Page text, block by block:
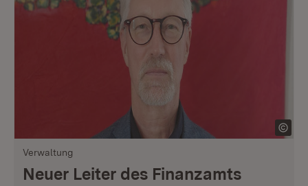
Verwaltung
Neuer Leiter des Finanzamts